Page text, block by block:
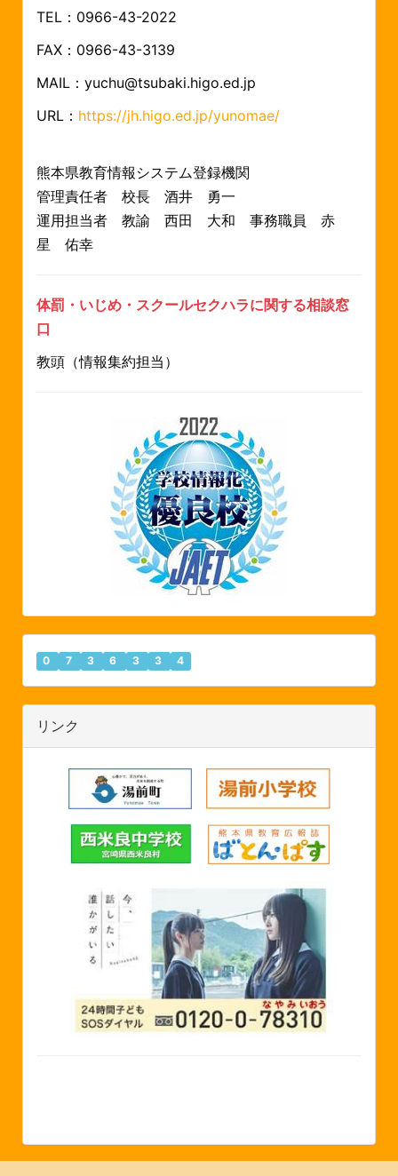
TEL：0966-43-2022
FAX：0966-43-3139
MAIL：yuchu@tsubaki.higo.ed.jp
URL： https://jh.higo.ed.jp/yunomae/
熊本県教育情報システム登録機関
管理責任者 校長 酒井 勇一
運用担当者 教諭 西田 大和 事務職員 赤
星 佑幸
体罰・いじめ・スクールセクハラに関する相談窓
口
教頭（情報集約担当）
0 7 3 6 3 3 4
リンク